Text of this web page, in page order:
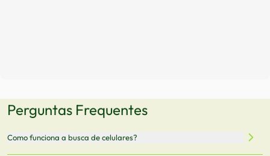
Perguntas Frequentes
Como funciona a busca de celulares?